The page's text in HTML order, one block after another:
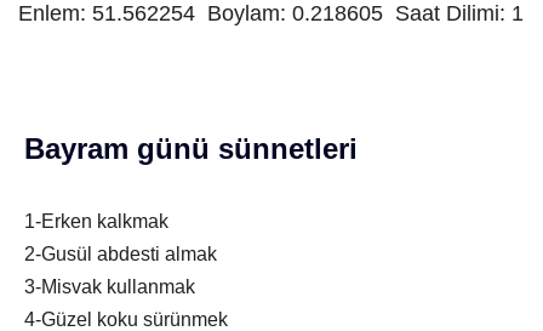
Enlem: 51.562254 Boylam: 0.218605 Saat Dilimi: 1
Bayram günü sünnetleri
1-Erken kalkmak
2-Gusül abdesti almak
3-Misvak kullanmak
4-Güzel koku sürünmek